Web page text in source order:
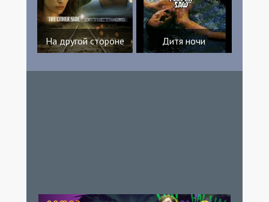
На другой стороне Дитя ночи